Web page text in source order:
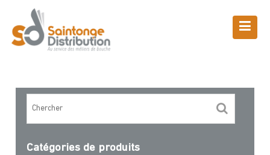
content
Boutique
Catégories de produits